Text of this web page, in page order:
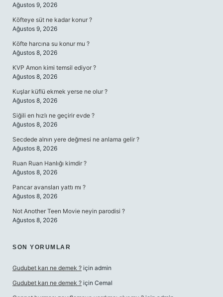
Ağustos 9, 2026
Köfteye süt ne kadar konur ?
Ağustos 9, 2026
Köfte harcına su konur mu ?
Ağustos 8, 2026
KVP Amon kimi temsil ediyor ?
Ağustos 8, 2026
Kuşlar küflü ekmek yerse ne olur ?
Ağustos 8, 2026
Siğili en hızlı ne geçirir evde ?
Ağustos 8, 2026
Secdede alnın yere değmesi ne anlama gelir ?
Ağustos 8, 2026
Ruan Ruan Hanlığı kimdir ?
Ağustos 8, 2026
Pancar avansları yattı mı ?
Ağustos 8, 2026
Not Another Teen Movie neyin parodisi ?
Ağustos 8, 2026
SON YORUMLAR
Gudubet karı ne demek ? için admin
Gudubet karı ne demek ? için Cemal